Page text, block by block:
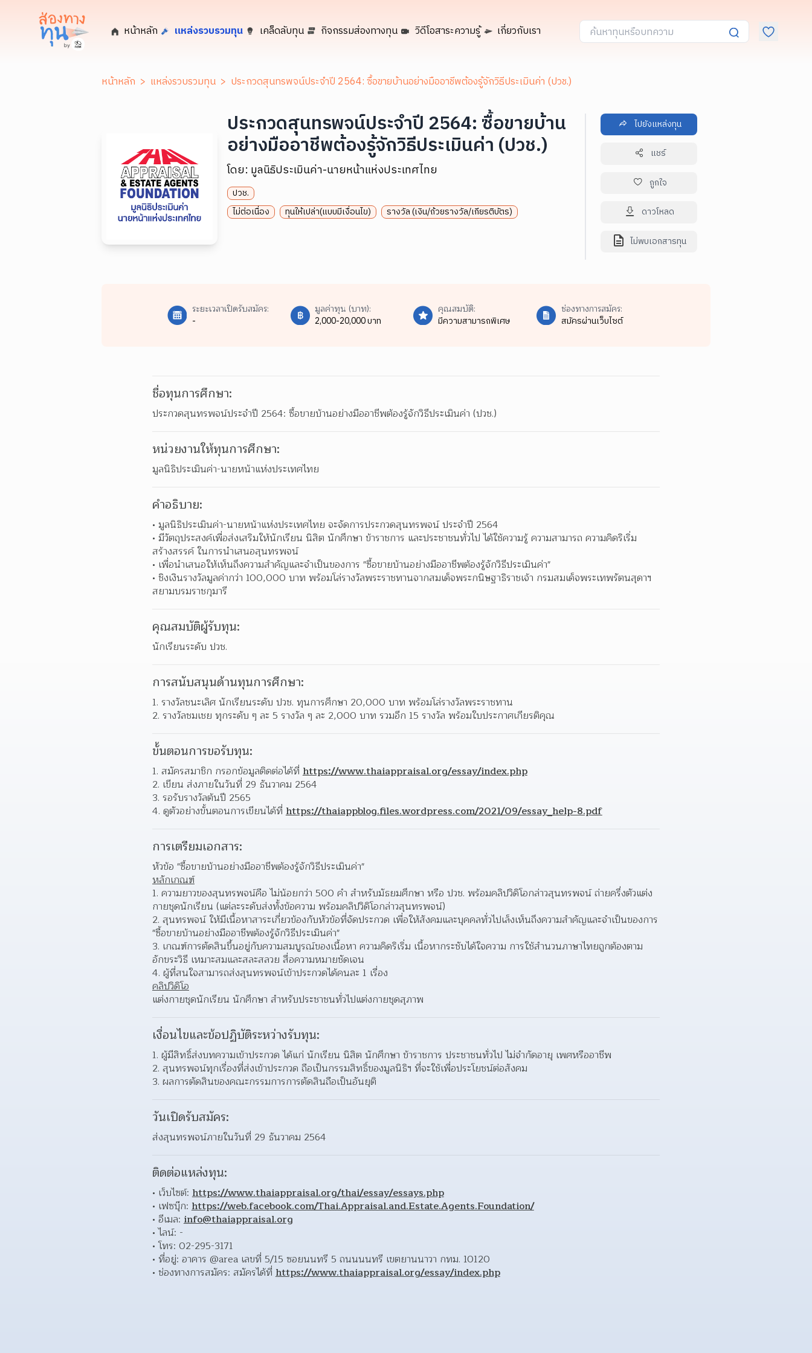
หน้าหลัก แหล่งรวบรวมทุน เคล็ดลับทุน กิจกรรมส่องทางทุน วิดีโอสาระความรู้ เกี่ยวกับเรา
หน้าหลัก > แหล่งรวบรวมทุน > ประกวดสุนทรพจน์ประจำปี 2564: ซื้อขายบ้านอย่างมืออาชีพต้องรู้จักวิธีประเมินค่า (ปวช.)
ประกวดสุนทรพจน์ประจำปี 2564: ซื้อขายบ้าน
อย่างมืออาชีพต้องรู้จักวิธีประเมินค่า (ปวช.)
โดย: มูลนิธิประเมินค่า-นายหน้าแห่งประเทศไทย
ปวช.
ไม่ต่อเนื่อง
ทุนให้เปล่า(แบบมีเงื่อนไข) รางวัล (เงิน/ถ้วยรางวัล/เกียรติบัตร)
ไปยังแหล่งทุน
แชร์
ถูกใจ
ดาวโหลด
ไม่พบเอกสารทุน
ระยะเวลาเปิดรับสมัคร:
-
มูลค่าทุน (บาท):
2,000-20,000 บาท
คุณสมบัติ:
มีความสามารถพิเศษ
ช่องทางการสมัคร:
สมัครผ่านเว็บไซต์
ชื่อทุนการศึกษา:
ประกวดสุนทรพจน์ประจำปี 2564: ซื้อขายบ้านอย่างมืออาชีพต้องรู้จักวิธีประเมินค่า (ปวช.)
หน่วยงานให้ทุนการศึกษา:
มูลนิธิประเมินค่า-นายหน้าแห่งประเทศไทย
คำอธิบาย:
มูลนิธิประเมินค่า-นายหน้าแห่งประเทศไทย จะจัดการประกวดสุนทรพจน์ ประจำปี 2564
มีวัตถุประสงค์เพื่อส่งเสริมให้นักเรียน นิสิต นักศึกษา ข้าราชการ และประชาชนทั่วไป ได้ใช้ความรู้ ความสามารถ ความคิดริเริ่ม
สร้างสรรค์ ในการนำเสนอสุนทรพจน์
เพื่อนำเสนอให้เห็นถึงความสำคัญและจำเป็นของการ "ซื้อขายบ้านอย่างมืออาชีพต้องรู้จักวิธีประเมินค่า"
ชิงเงินรางวัลมูลค่ากว่า 100,000 บาท พร้อมโล่รางวัลพระราชทานจากสมเด็จพระกนิษฐาธิราชเจ้า กรมสมเด็จพระเทพรัตนสุดาฯ
สยามบรมราชกุมารี
คุณสมบัติผู้รับทุน:
นักเรียนระดับ ปวช.
การสนับสนุนด้านทุนการศึกษา:
รางวัลชนะเลิศ นักเรียนระดับ ปวช. ทุนการศึกษา 20,000 บาท พร้อมโล่รางวัลพระราชทาน
รางวัลชมเชย ทุกระดับ ๆ ละ 5 รางวัล ๆ ละ 2,000 บาท รวมอีก 15 รางวัล พร้อมใบประกาศเกียรติคุณ
ขั้นตอนการขอรับทุน:
สมัครสมาชิก กรอกข้อมูลติดต่อได้ที่ https://www.thaiappraisal.org/essay/index.php
เขียน ส่งภายในวันที่ 29 ธันวาคม 2564
รอรับรางวัลต้นปี 2565
ดูตัวอย่างขั้นตอนการเขียนได้ที่ https://thaiappblog.files.wordpress.com/2021/09/essay_help-8.pdf
การเตรียมเอกสาร:
หัวข้อ "ซื้อขายบ้านอย่างมืออาชีพต้องรู้จักวิธีประเมินค่า"
หลักเกณฑ์
ความยาวของสุนทรพจน์คือ ไม่น้อยกว่า 500 คำ สำหรับมัธยมศึกษา หรือ ปวช. พร้อมคลิปวิดิโอกล่าวสุนทรพจน์ ถ่ายครึ่งตัวแต่ง
กายชุดนักเรียน (แต่ละระดับส่งทั้งข้อความ พร้อมคลิปวิดิโอกล่าวสุนทรพจน์)
สุนทรพจน์ ให้มีเนื้อหาสาระเกี่ยวข้องกับหัวข้อที่จัดประกวด เพื่อให้สังคมและบุคคลทั่วไปเล็งเห็นถึงความสำคัญและจำเป็นของการ
"ซื้อขายบ้านอย่างมืออาชีพต้องรู้จักวิธีประเมินค่า"
เกณฑ์การตัดสินขึ้นอยู่กับความสมบูรณ์ของเนื้อหา ความคิดริเริ่ม เนื้อหากระชับได้ใจความ การใช้สำนวนภาษาไทยถูกต้องตาม
อักขระวิธี เหมาะสมและสละสลวย สื่อความหมายชัดเจน
ผู้ที่สนใจสามารถส่งสุนทรพจน์เข้าประกวดได้คนละ 1 เรื่อง
คลิปวิดิโอ
แต่งกายชุดนักเรียน นักศึกษา สำหรับประชาชนทั่วไปแต่งกายชุดสุภาพ
เงื่อนไขและข้อปฏิบัติระหว่างรับทุน:
ผู้มีสิทธิ์ส่งบทความเข้าประกวด ได้แก่ นักเรียน นิสิต นักศึกษา ข้าราชการ ประชาชนทั่วไป ไม่จำกัดอายุ เพศหรืออาชีพ
สุนทรพจน์ทุกเรื่องที่ส่งเข้าประกวด ถือเป็นกรรมสิทธิ์ของมูลนิธิฯ ที่จะใช้เพื่อประโยชน์ต่อสังคม
ผลการตัดสินของคณะกรรมการการตัดสินถือเป็นอันยุติ
วันเปิดรับสมัคร:
ส่งสุนทรพจน์ภายในวันที่ 29 ธันวาคม 2564
ติดต่อแหล่งทุน:
เว็บไซต์: https://www.thaiappraisal.org/thai/essay/essays.php
เฟซบุ๊ก: https://web.facebook.com/Thai.Appraisal.and.Estate.Agents.Foundation/
อีเมล: info@thaiappraisal.org
ไลน์: -
โทร: 02-295-3171
ที่อยู่: อาคาร @area เลขที่ 5/15 ซอยนนทรี 5 ถนนนนทรี เขตยานนาวา กทม. 10120
ช่องทางการสมัคร: สมัครได้ที่ https://www.thaiappraisal.org/essay/index.php